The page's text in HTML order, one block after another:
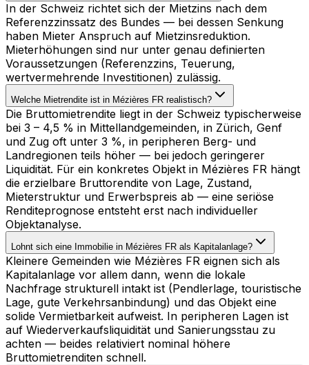
In der Schweiz richtet sich der Mietzins nach dem
Referenzzinssatz des Bundes — bei dessen Senkung
haben Mieter Anspruch auf Mietzinsreduktion.
Mieterhöhungen sind nur unter genau definierten
Voraussetzungen (Referenzzins, Teuerung,
wertvermehrende Investitionen) zulässig.
Welche Mietrendite ist in Mézières FR realistisch?
Die Bruttomietrendite liegt in der Schweiz typischerweise
bei 3 – 4,5 % in Mittellandgemeinden, in Zürich, Genf
und Zug oft unter 3 %, in peripheren Berg- und
Landregionen teils höher — bei jedoch geringerer
Liquidität. Für ein konkretes Objekt in Mézières FR hängt
die erzielbare Bruttorendite von Lage, Zustand,
Mieterstruktur und Erwerbspreis ab — eine seriöse
Renditeprognose entsteht erst nach individueller
Objektanalyse.
Lohnt sich eine Immobilie in Mézières FR als Kapitalanlage?
Kleinere Gemeinden wie Mézières FR eignen sich als
Kapitalanlage vor allem dann, wenn die lokale
Nachfrage strukturell intakt ist (Pendlerlage, touristische
Lage, gute Verkehrsanbindung) und das Objekt eine
solide Vermietbarkeit aufweist. In peripheren Lagen ist
auf Wiederverkaufsliquidität und Sanierungsstau zu
achten — beides relativiert nominal höhere
Bruttomietrenditen schnell.